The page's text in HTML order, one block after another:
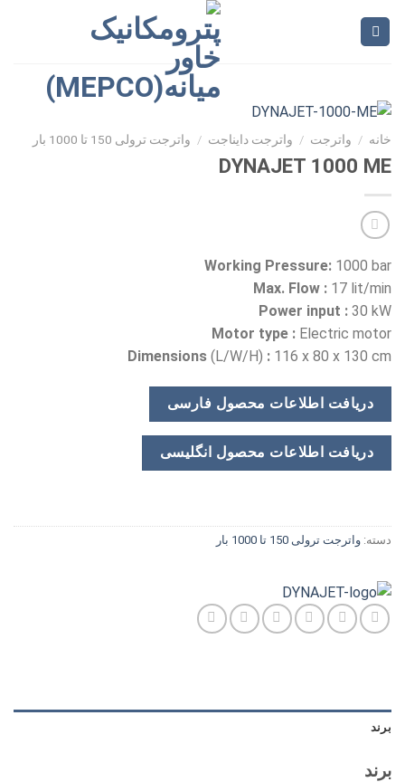
خانه / واترجت / واترجت دایناجت / واترجت ترولی 150 تا 1000 بار
DYNAJET 1000 ME
Working Pressure: 1000 bar
Max. Flow : 17 lit/min
Power input : 30 kW
Motor type : Electric motor
Dimensions (L/W/H) : 116 x 80 x 130 cm
دریافت اطلاعات محصول فارسی
دریافت اطلاعات محصول انگلیسی
دسته: واترجت ترولی 150 تا 1000 بار
برند
برند